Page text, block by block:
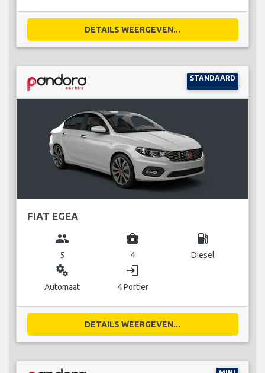
DETAILS WEERGEVEN...
STANDAARD
FIAT EGEA
group
5
business_center
4
local_gas_station
Diesel
miscellaneous_services
Automaat
login
4 Portier
DETAILS WEERGEVEN...